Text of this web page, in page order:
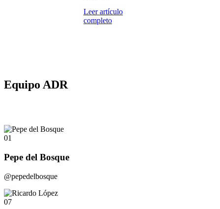
Leer artículo
completo
Equipo ADR
01
Pepe del Bosque
@pepedelbosque
07